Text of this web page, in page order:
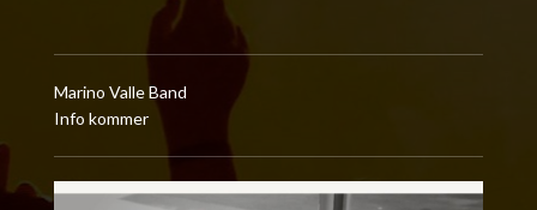
Marino Valle Band
Info kommer